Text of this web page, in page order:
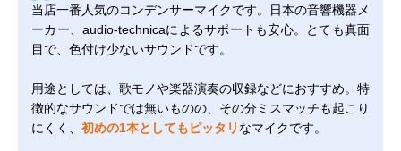
当店一番人気のコンデンサーマイクです。日本の音響機器メ
ーカー、audio-technicaによるサポートも安心。とても真面
目で、色付け少ないサウンドです。
用途としては、歌モノや楽器演奏の収録などにおすすめ。特
徴的なサウンドでは無いものの、その分ミスマッチも起こり
にくく、 初めの1本としてもピッタリ なマイクです。